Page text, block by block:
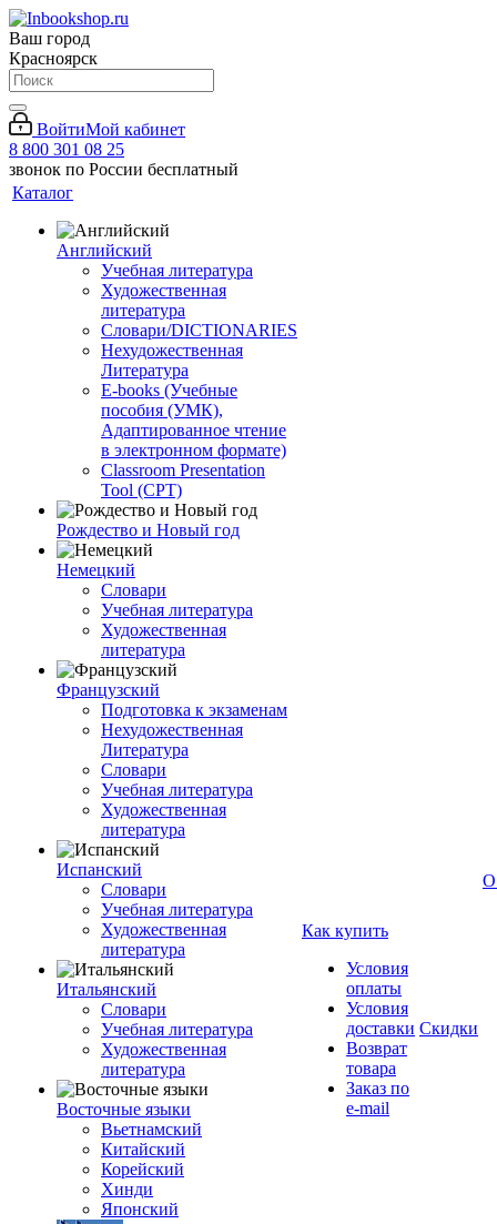
Ваш город
Красноярск
ВойтиМой кабинет
8 800 301 08 25
звонок по России бесплатный
Каталог
Английский
Учебная литература
Художественная
литература
Словари/DICTIONARIES
Нехудожественная
Литература
E-books (Учебные
пособия (УМК),
Адаптированное чтение
в электронном формате)
Classroom Presentation
Tool (CPT)
Рождество и Новый год
Немецкий
Словари
Учебная литература
Художественная
литература
Французский
Подготовка к экзаменам
Нехудожественная
Литература
Словари
Учебная литература
Художественная
литература
Испанский
Словари
Учебная литература
Художественная
литература
Итальянский
Словари
Учебная литература
Художественная
литература
Восточные языки
Вьетнамский
Китайский
Корейский
Хинди
Японский
Как купить
Условия
оплаты
Условия
доставки
Возврат
товара
Заказ по
e-mail
Скидки
О